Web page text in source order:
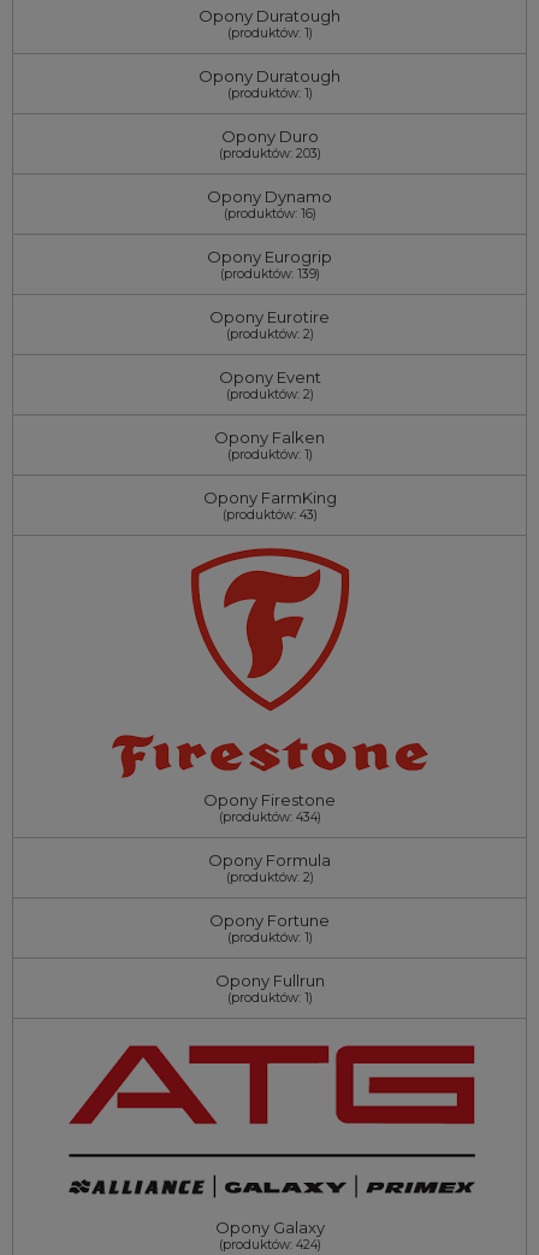
Opony Duratough
(produktów: 1)
Opony Duratough
(produktów: 1)
Opony Duro
(produktów: 203)
Opony Dynamo
(produktów: 16)
Opony Eurogrip
(produktów: 139)
Opony Eurotire
(produktów: 2)
Opony Event
(produktów: 2)
Opony Falken
(produktów: 1)
Opony FarmKing
(produktów: 43)
Opony Firestone
(produktów: 434)
Opony Formula
(produktów: 2)
Opony Fortune
(produktów: 1)
Opony Fullrun
(produktów: 1)
Opony Galaxy
(produktów: 424)